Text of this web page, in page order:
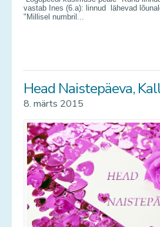
vastab Ines (6.a): linnud lähevad
"Millisel numbril...
Head Naistepäeva,
8. märts 2015